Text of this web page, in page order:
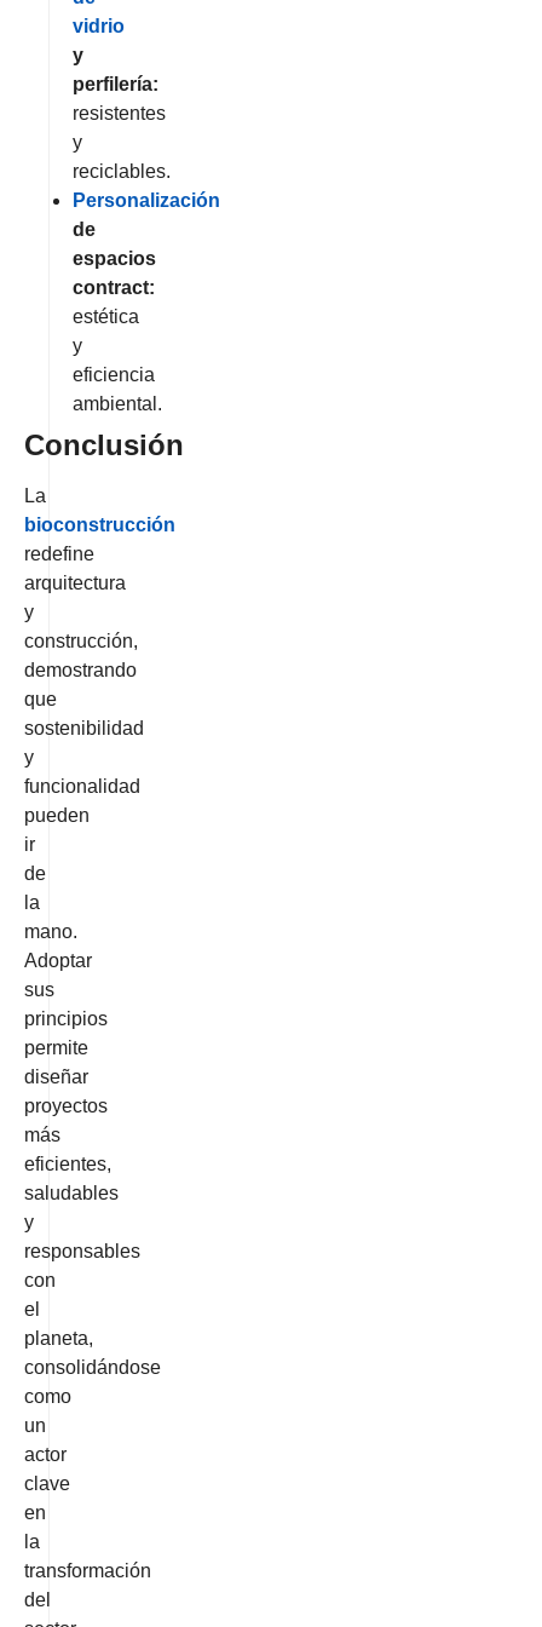
vidrio
y
perfilería:
resistentes
y
reciclables.
Personalización
de
espacios
contract:
estética
y
eficiencia
ambiental.
Conclusión
La
bioconstrucción
redefine
arquitectura
y
construcción,
demostrando
que
sostenibilidad
y
funcionalidad
pueden
ir
de
la
mano.
Adoptar
sus
principios
permite
diseñar
proyectos
más
eficientes,
saludables
y
responsables
con
el
planeta,
consolidándose
como
un
actor
clave
en
la
transformación
del